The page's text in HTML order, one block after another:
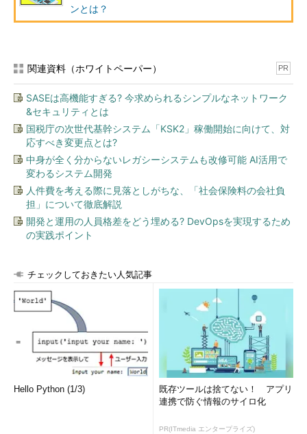
ンとは？
関連資料（ホワイトペーパー） PR
SASEは高機能すぎる? 今求められるシンプルなネットワーク
&セキュリティとは
国税庁の次世代基幹システム「KSK2」稼働開始に向けて、対
応すべき変更点とは?
中身が全く分からないレガシーシステムも改修可能 AI活用で
変わるシステム開発
人件費を考える際に見落としがちな、「社会保険料の会社負
担」について徹底解説
開発と運用の人員格差をどう埋める? DevOpsを実現するため
の実践ポイント
チェックしておきたい人気記事
Hello Python (1/3)
既存ツールは捨てない！ アプリ
連携で防ぐ情報のサイロ化
PR(ITmedia エンタープライズ)